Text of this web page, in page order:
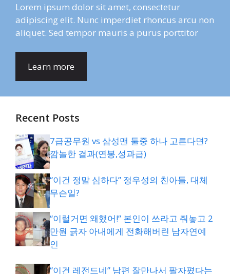
Lorem ipsum dolor sit amet, consectetur
adipiscing elit. Nunc imperdiet rhoncus arcu non
aliquet. Sed tempor mauris a purus porttitor
Learn more
Recent Posts
7급공무원 vs 삼성맨 둘중 하나 고른다면?
깜놀한 결과(연봉,성과급)
“이건 정말 심하다” 정우성의 친아들, 대체
무슨일?
“이럴거면 왜했어!” 본인이 쓰라고 줘놓고 2
만원 긁자 아내에게 전화해버린 남자연예
인
“이건 레전드네” 남편 잘만나서 팔자폈다는